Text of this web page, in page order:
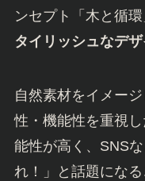
ンセプト「木と循
タイリッシュなデ
自然素材をイメー
性・機能性を重視
能性が高く、SNS
れ！」と話題になる